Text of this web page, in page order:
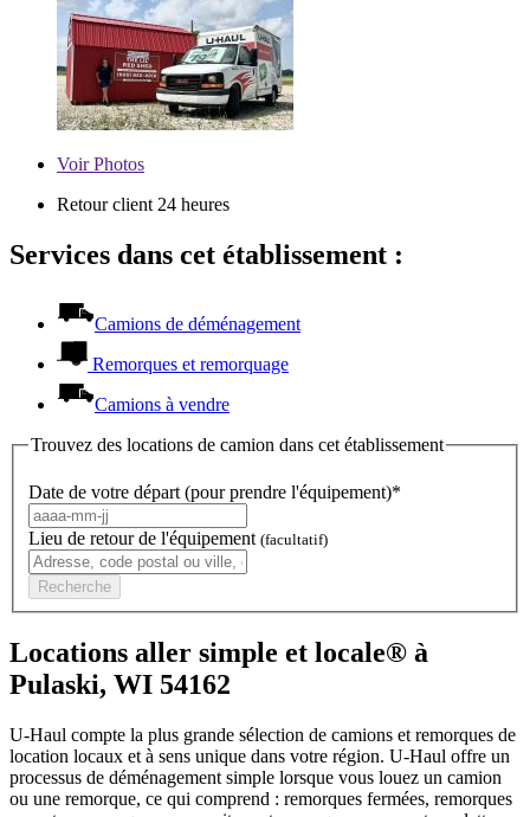
VoirPhotos
Retour client 24 heures
Services dans cet établissement :
Camions de déménagement
Remorques et remorquage
Camions à vendre
Trouvez des locations de camion dans cet établissement
Date de votre départ (pour prendre l'équipement)*
Lieu de retour de l'équipement (facultatif)
Recherche
Locations aller simple et locale® à
Pulaski, WI 54162
U-Haul compte la plus grande sélection de camions et remorques de
location locaux et à sens unique dans votre région. U-Haul offre un
processus de déménagement simple lorsque vous louez un camion
ou une remorque, ce qui comprend : remorques fermées, remorques